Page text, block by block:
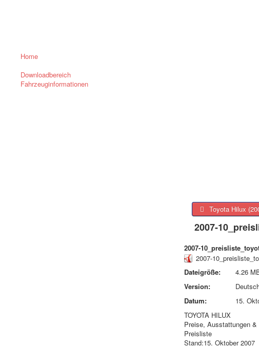
Home
Downloadbereich
Fahrzeuginformationen
Toyota Hilux
2007-
2007-
2007-
Dateigröße:
4.26
Version:
Datum:
15.
TOYOTA HILUX
Preise, Ausstattungen
Preisliste
Stand:15. Oktober 2007